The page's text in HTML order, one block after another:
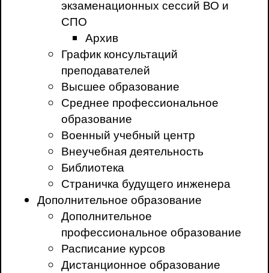
экзаменационных сессий ВО и
СПО
Архив
График консультаций
преподавателей
Высшее образование
Среднее профессиональное
образование
Военный учебный центр
Внеучебная деятельность
Библиотека
Страничка будущего инженера
Дополнительное образование
Дополнительное
профессиональное образование
Расписание курсов
Дистанционное образование